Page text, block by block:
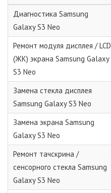
Диагностика Samsung
Galaxy S3 Neo
Ремонт модуля дисплея / LCD
(ЖК) экрана Samsung Galaxy
S3 Neo
Замена стекла дисплея
Samsung Galaxy S3 Neo
Замена экрана Samsung
Galaxy S3 Neo
Ремонт тачскрина /
сенсорного стекла Samsung
Galaxy S3 Neo